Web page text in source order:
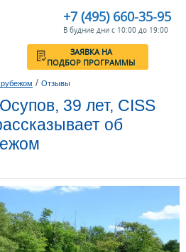
+7 (495) 660-35-95
В будние дни с 10:00 до 19:00
ЗАЯВКА НА
ПОДБОР ПРОГРАММЫ
/ Отзывы
39 лет, CISS
об